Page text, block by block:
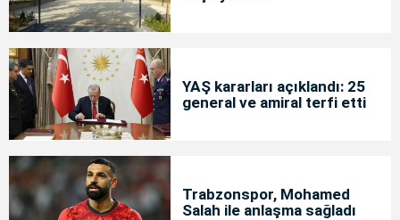
YAŞ kararları açıklandı: 25
general ve amiral terfi etti
Trabzonspor, Mohamed
Salah ile anlaşma sağladı